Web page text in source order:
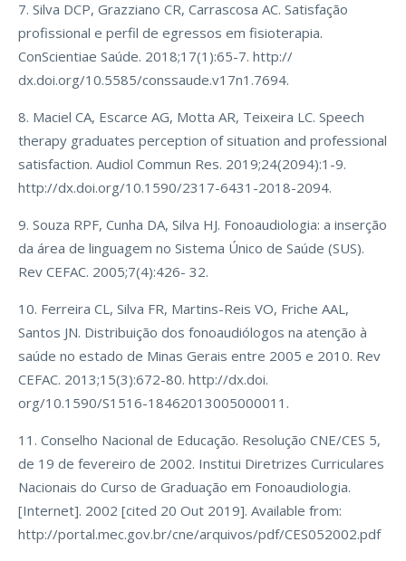
7. Silva DCP, Grazziano CR, Carrascosa AC. Satisfação
profissional e perfil de egressos em fisioterapia.
ConScientiae Saúde. 2018;17(1):65-7. http://
dx.doi.org/10.5585/conssaude.v17n1.7694.
8. Maciel CA, Escarce AG, Motta AR, Teixeira LC. Speech
therapy graduates perception of situation and professional
satisfaction. Audiol Commun Res. 2019;24(2094):1-9.
http://dx.doi.org/10.1590/2317-6431-2018-2094.
9. Souza RPF, Cunha DA, Silva HJ. Fonoaudiologia: a inserção
da área de linguagem no Sistema Único de Saúde (SUS).
Rev CEFAC. 2005;7(4):426- 32.
10. Ferreira CL, Silva FR, Martins-Reis VO, Friche AAL,
Santos JN. Distribuição dos fonoaudiólogos na atenção à
saúde no estado de Minas Gerais entre 2005 e 2010. Rev
CEFAC. 2013;15(3):672-80. http://dx.doi.
org/10.1590/S1516-18462013005000011.
11. Conselho Nacional de Educação. Resolução CNE/CES 5,
de 19 de fevereiro de 2002. Institui Diretrizes Curriculares
Nacionais do Curso de Graduação em Fonoaudiologia.
[Internet]. 2002 [cited 20 Out 2019]. Available from:
http://portal.mec.gov.br/cne/arquivos/pdf/CES052002.pdf